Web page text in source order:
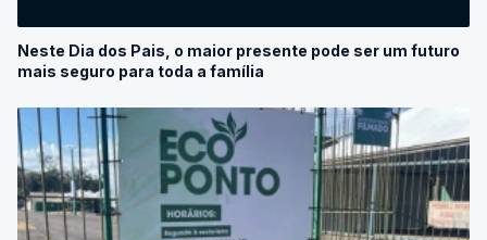
Neste Dia dos Pais, o maior presente pode ser um futuro
mais seguro para toda a família